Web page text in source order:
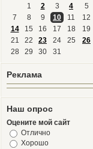
1
2 3 4 5
7
8 9 10 11 12
14
15 16 17 18 19
21
22 23 24 25 26
28
29 30 31
Реклама
Наш опрос
Оцените мой сайт
Отлично
Хорошо